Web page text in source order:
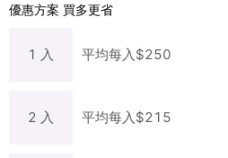
優惠方案 買多更省
1 入 平均每入$250
2 入 平均每入$215